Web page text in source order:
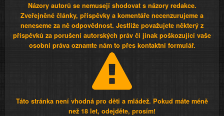
Názory autorů se nemusejí shodovat s názory redakce.
Zveřejněné články, příspěvky a komentáře necenzurujeme a
neneseme za ně odpovědnost. Jestliže považujete některý z
příspěvků za porušení autorských práv či jinak poškozující vaše
osobní práva oznamte nám to přes kontaktní formulář.
Táto stránka není vhodná pro děti a mládež. Pokud máte méně
než 18 let, odejděte, prosím!